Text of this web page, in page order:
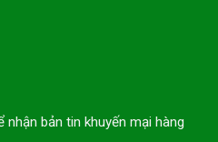
bản tin khuyến mại hàng